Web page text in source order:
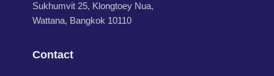
Sukhumvit 25, Klongtoey Nua,
Wattana, Bangkok 10110
Contact